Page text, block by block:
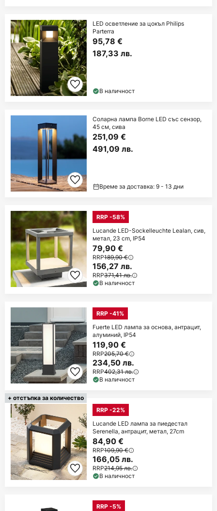
LED осветление за цокъл Philips
Parterra
95,78 €
187,33 лв.
В наличност
Соларна лампа Borne LED със сензор,
45 см, сива
251,09 €
491,09 лв.
Време за доставка: 9 - 13 дни
RRP -58%
Lucande LED-Sockelleuchte Lealan, сив,
метал, 23 cm, IP54
79,90 €
RRP189,90 €
156,27 лв.
RRP371,41 лв.
В наличност
RRP -41%
Fuerte LED лампа за основа, антрацит,
алуминий, IP54
119,90 €
RRP205,70 €
234,50 лв.
RRP402,31 лв.
В наличност
+ отстъпка за количество
RRP -22%
Lucande LED лампа за пиедестал
Serenella, антрацит, метал, 27cm
84,90 €
RRP109,90 €
166,05 лв.
RRP214,95 лв.
В наличност
RRP -5%